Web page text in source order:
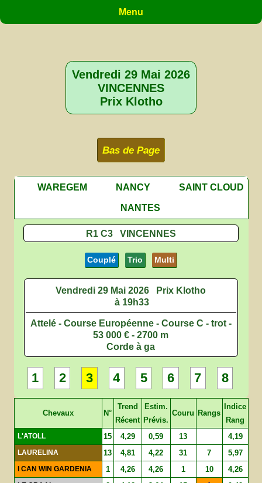
Menu
Vendredi 29 Mai 2026
VINCENNES
Prix Klotho
Bas de Page
WAREGEM NANCY
SAINT CLOUD
NANTES
R1 C3 VINCENNES
Couplé Trio Multi
Vendredi 29 Mai 2026
Prix Klotho
à 19h33
Attelé - Course Européenne - Course C - trot -
53 000 € - 2700 m
Corde à ga
1 2 3 4 5 6 7 8
Chevaux N°
Trend
Récent
Estim.
Prévis.
Couru Rangs
Indice
Rang
L'ATOLL 15 4,29 0,59 13 4,19
LAURELINA 13 4,81 4,22 31 7 5,97
I CAN WIN GARDENIA 1 4,26 4,26 1 10 4,26